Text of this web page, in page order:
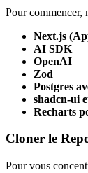
Pour commencer,
Next.js
AI SDK
OpenAI
Zod
Postgres
shadcn-ui
Recharts
Cloner le
Pour vous